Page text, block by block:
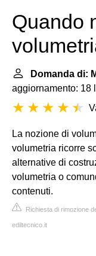
Quando
Domanda di:
aggiornamento: 18
La nozione di
volumetria ricorre
alternative di
volumetria o
contenuti.
Richiesta di rimozione
ediltecnico.it